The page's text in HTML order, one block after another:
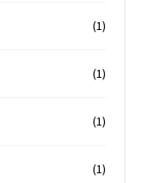
(1)
(1)
(1)
(1)